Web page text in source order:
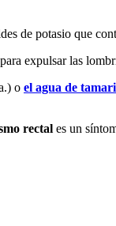
de potasio que
expulsar las
o el agua de
rectal es un